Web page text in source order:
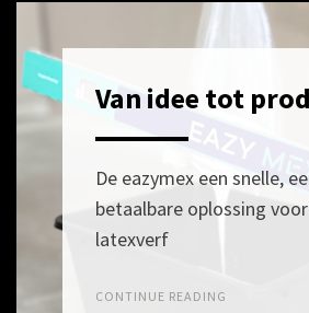
POSTED
7
Van idee tot
De eazymex een snelle,
betaalbare oplossing
latexverf
CONTINUE READING